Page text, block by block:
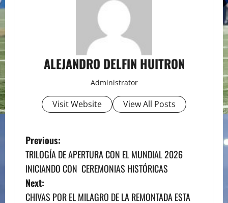
ALEJANDRO DELFIN HUITRON
Administrator
Visit Website View All Posts
P
o
s
Previous:
TRILOGÍA DE APERTURA CON EL MUNDIAL 2026
INICIANDO CON CEREMONIAS HISTÓRICAS
Next:
CHIVAS POR EL MILAGRO DE LA REMONTADA ESTA